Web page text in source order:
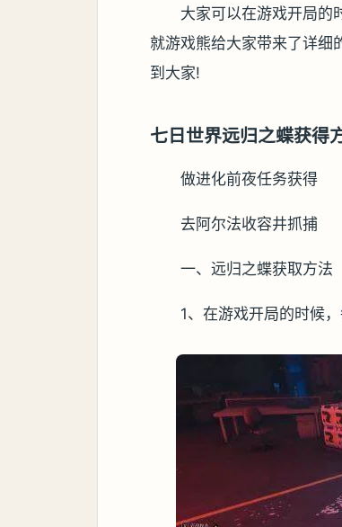
大家可以在游戏开局的
就游戏熊给大家带来了详细
到大家!
七日世界远归之蝶获得
做进化前夜任务获得
去阿尔法收容井抓捕
一、远归之蝶获取方法
1、在游戏开局的时候